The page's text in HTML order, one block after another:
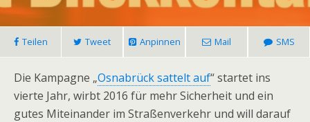
Teilen Tweet Anpinnen Mail SMS
Die Kampagne „Osnabrück sattelt auf“ startet ins
vierte Jahr, wirbt 2016 für mehr Sicherheit und ein
gutes Miteinander im Straßenverkehr und will darauf